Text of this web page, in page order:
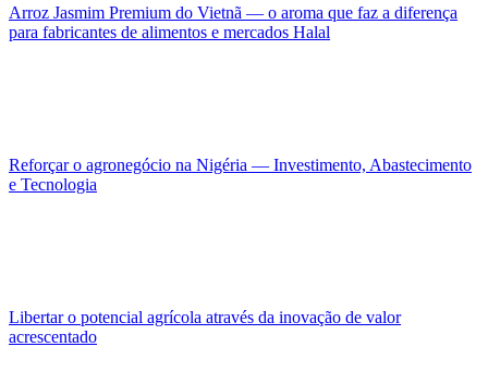
Arroz Jasmim Premium do Vietnã — o aroma que faz a diferença
para fabricantes de alimentos e mercados Halal
Reforçar o agronegócio na Nigéria — Investimento, Abastecimento
e Tecnologia
Libertar o potencial agrícola através da inovação de valor
acrescentado